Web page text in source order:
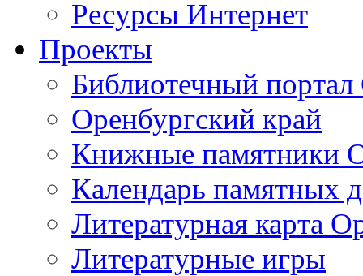
Ресурсы Интернет
Проекты
Библиотечный портал
Оренбургский край
Книжные памятники
Календарь памятных
Литературная карта
Литературные игры